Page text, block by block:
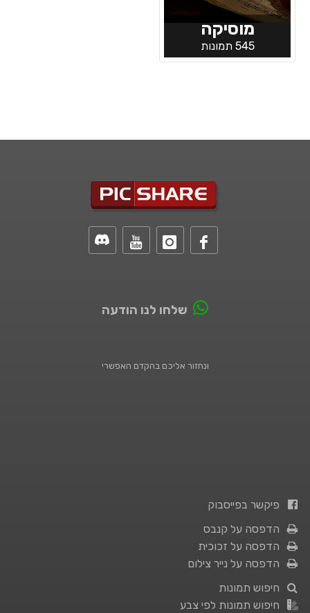
מוסיקה
545 תמונות
שלחו לנו הודעה
ונחזור אליכם בהקדם האפשרי
פיקשר בפייסבוק
הדפסה על קנבס
הדפסה על זכוכית
הדפסה על נייר צילום
חיפוש תמונות
חיפוש תמונות לפי צבע